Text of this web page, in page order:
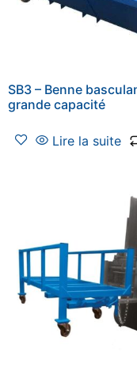
SB3 – Benne
grande capacité
Lire la suite